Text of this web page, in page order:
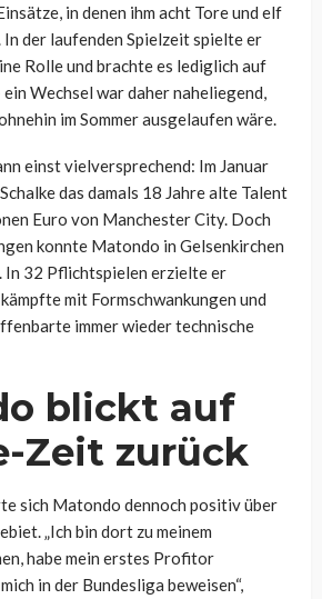
in denen ihm acht Tore und elf
der laufenden Spielzeit spielte er
Rolle und brachte es lediglich auf
Wechsel war daher naheliegend,
im Sommer ausgelaufen wäre.
einst vielversprechend: Im Januar
das damals 18 Jahre alte Talent
Euro von Manchester City. Doch
konnte Matondo in Gelsenkirchen
In 32 Pflichtspielen erzielte er
mit Formschwankungen und
immer wieder technische
blickt auf
Zeit zurück
sich Matondo dennoch positiv über
„Ich bin dort zu meinem
habe mein erstes Profitor
in der Bundesliga beweisen“,